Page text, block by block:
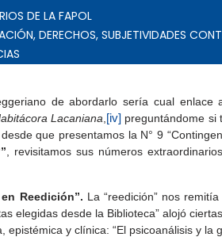
DE LA FAPOL
DERECHOS, SUBJETIVIDADES
existe un documento del período
una cierta lectura y dar cuenta
y las actividades de la Biblioteca.
de abordarlo sería cual
Lacaniana [iv] preguntándome si
que presentamos la N° 9
, revisitamos sus números
Reedición”. La “reedición” nos
elegidas desde la Biblioteca” alojó
y clínica: “El psicoanálisis y la